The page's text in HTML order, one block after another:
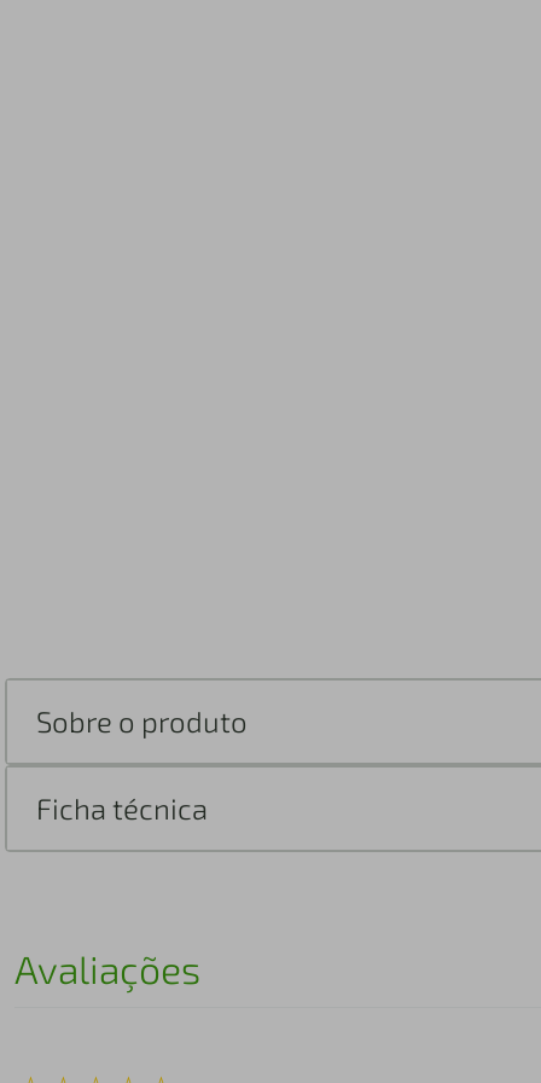
Sobre o produto
Ficha técnica
Avaliações